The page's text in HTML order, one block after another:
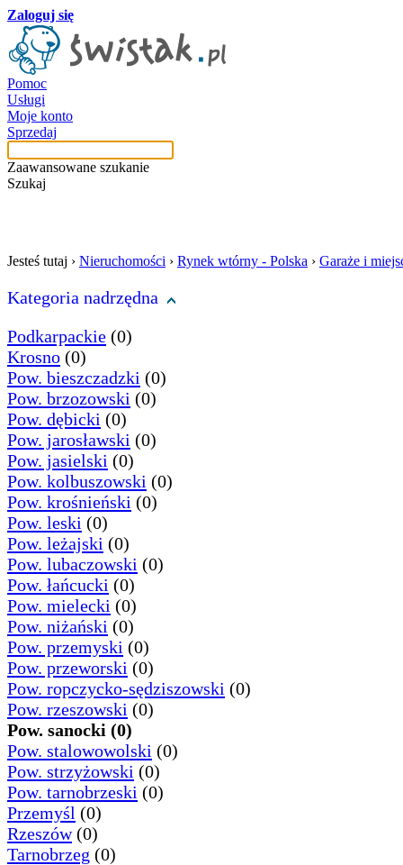
Zaloguj się
Pomoc
Usługi
Moje konto
Sprzedaj
Zaawansowane szukanie
Szukaj
Jesteś tutaj › Nieruchomości › Rynek wtórny - Polska › Garaże i
Kategoria nadrzędna
Podkarpackie (0)
Krosno (0)
Pow. bieszczadzki (0)
Pow. brzozowski (0)
Pow. dębicki (0)
Pow. jarosławski (0)
Pow. jasielski (0)
Pow. kolbuszowski (0)
Pow. krośnieński (0)
Pow. leski (0)
Pow. leżajski (0)
Pow. lubaczowski (0)
Pow. łańcucki (0)
Pow. mielecki (0)
Pow. niżański (0)
Pow. przemyski (0)
Pow. przeworski (0)
Pow. ropczycko-sędziszowski (0)
Pow. rzeszowski (0)
Pow. sanocki (0)
Pow. stalowowolski (0)
Pow. strzyżowski (0)
Pow. tarnobrzeski (0)
Przemyśl (0)
Rzeszów(0)
Tarnobrzeg (0)